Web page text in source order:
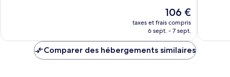
Le
nouveau
prix
de
106 €
taxes et frais compris
6 sept. - 7 sept.
Comparer des hébergements similaires